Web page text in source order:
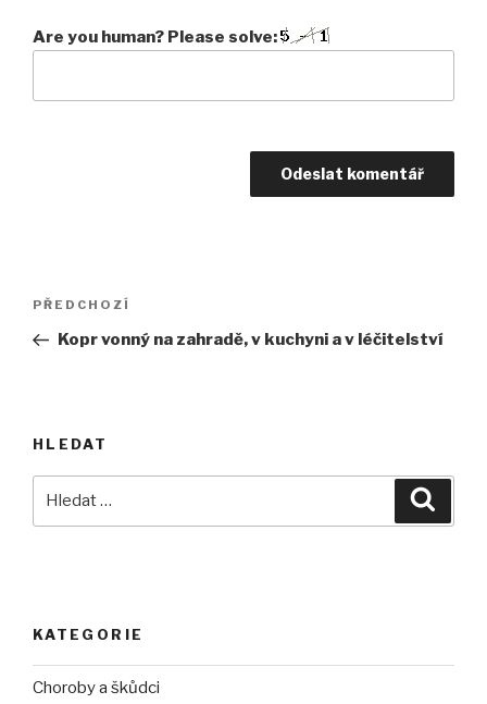
Are you human? Please solve:
Navigace
příspěvek
Předchozí
příspěvek
PŘEDCHOZÍ
Kopr vonný na zahradě, v kuchyni a v léčitelství
HLEDAT
KATEGORIE
Choroby a škůdci